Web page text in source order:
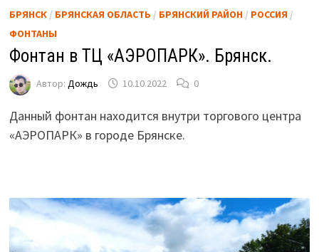
БРЯНСК/ БРЯНСКАЯ ОБЛАСТЬ / БРЯНСКИЙ РАЙОН/ РОССИЯ /
ФОНТАНЫ
Фонтан в ТЦ «АЭРОПАРК». Брянск.
Автор: Дождь 10.10.2022 0
Данный фонтан находится внутри торгового центра
«АЭРОПАРК» в городе Брянске.